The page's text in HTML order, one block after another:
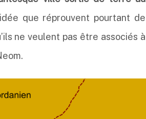
que réprouvent pourtant de
ne veulent pas être associés à